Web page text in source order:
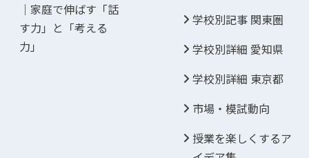
｜家庭で伸ばす「話
す力」と「考える
力」
学校別記事 関東圏
学校別詳細 愛知県
学校別詳細 東京都
市場・模試動向
授業を楽しくするア